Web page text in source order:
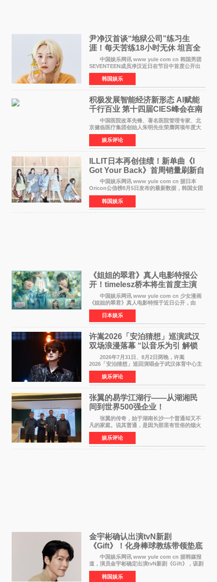
尹净汉首谈“地狱公司”练习生
涯！每天苦练18小时无休 坦言全
靠成员撑过来
中国娱乐网讯 www yule com cn 韩国男团
SEVENTEEN成员净汉近日在节目中首度公开出
道前的残酷练习生经历，并提及经纪公司Pledis
娱乐，引发广泛关注。 在8月2日播出的日本
TBS综艺节目《周
韩国娱乐
积极发展智能经济新形态 Al赋能
千行百业 第十四届CIES峰会在南
京盛大召开
中国医院改革先锋、著名医院管理专家、北
京健临医疗集团创始人朱明先生荣膺两项年度大
奖 2026年7月31日，盛夏金陵，长江之畔，
以重落地·真务实·强链接为主题的2026&lsquo;人
工智能+&rsquo
娱乐评论
ILLIT日本再创佳绩！新单曲《I
Got Your Back》首周销量刷新自
身纪录
中国娱乐网讯 www yule com cn 据日本
Oricon公信榜8月5日发布的最新数据，韩国女团
ILLIT在日本发行的第二张单曲《I Got Your
Back》首周销量达到71,009张，成功跻身最新一
期周单曲排行
韩国娱乐
《姐姐的翠君》真人电影特报公
开！timelesz桥本将生首度主演
12月4日上映
中国娱乐网讯 www yule com cn 少女漫画
《姐姐的翠君》真人电影特报于近日公开，由
timelesz成员桥本将生担任主演，这也是他首次
担任电影主演，引发高度关注。 女高中生咲
苗翠（中岛瑠菜
日本娱乐
许嵩2026「安泊猜想」巡演武汉
双场浪漫落幕 “以音乐为引 解锁
江城记忆”
2026年7月31日、8月2日两晚，许嵩
2026「安泊猜想」巡回演唱会于武汉体育中心主
体育场盛大开唱。许嵩与数万歌迷在此相聚，从
浪漫惬意的舞台设计到充满诚意与惊喜的现场互
动，共同开启了一场关于
娱乐评论
张翼的易学江湖行——从湖湘民
间到世界500强企业！
张翼的传奇，始于湖南长沙一个普通却又不
凡的家庭。说其普通，是因为那里有世俗的烟火
气；说其不凡，是因为家中有一位洞悉天地玄机
的长者——他的爷爷。作为当地的风水师，爷爷
是张翼走进易学
娱乐评论
金宇彬确认出演tvN新剧
《Gift》！化身棒球教练带领垫底
球队逆袭
中国娱乐网讯 www yule com cn 据韩媒报
道，演员金宇彬确定出演tvN新剧《Gift》，该剧
预计将于下半年播出，引发观众高度期待。
本剧改编自同名网络漫画，讲述一位经历意外事
韩国娱乐